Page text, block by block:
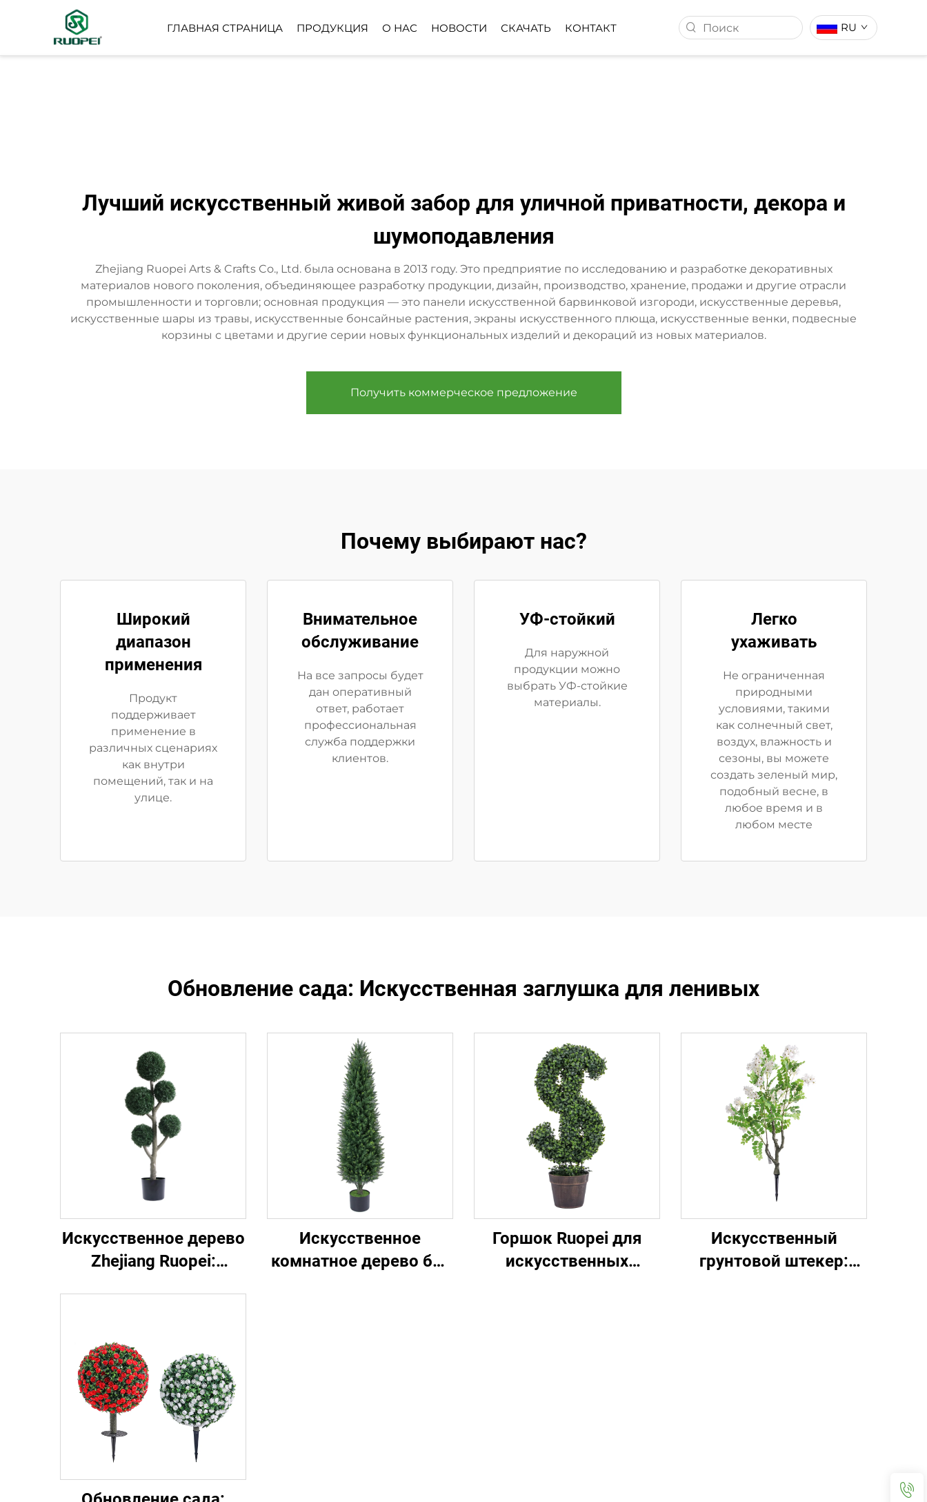
ГЛАВНАЯ СТРАНИЦА ПРОДУКЦИЯ О НАС НОВОСТИ СКАЧАТЬ КОНТАКТ RU
Лучший искусственный живой забор для уличной приватности, декора и
шумоподавления
Zhejiang Ruopei Arts & Crafts Co., Ltd. была основана в 2013 году. Это предприятие по исследованию и разработке декоративных
материалов нового поколения, объединяющее разработку продукции, дизайн, производство, хранение, продажи и другие отрасли
промышленности и торговли; основная продукция — это панели искусственной барвинковой изгороди, искусственные деревья,
искусственные шары из травы, искусственные бонсайные растения, экраны искусственного плюща, искусственные венки, подвесные
корзины с цветами и другие серии новых функциональных изделий и декораций из новых материалов.
Получить коммерческое предложение
Почему выбирают нас?
Широкий
диапазон
применения
Продукт
поддерживает
применение в
различных сценариях
как внутри
помещений, так и на
улице.
Внимательное
обслуживание
На все запросы будет
дан оперативный
ответ, работает
профессиональная
служба поддержки
клиентов.
УФ-стойкий
Для наружной
продукции можно
выбрать УФ-стойкие
материалы.
Легко
ухаживать
Не ограниченная
природными
условиями, такими
как солнечный свет,
воздух, влажность и
сезоны, вы можете
создать зеленый мир,
подобный весне, в
любое время и в
любом месте
Обновление сада: Искусственная заглушка для ленивых
Искусственное дерево
Zhejiang Ruopei:
Искусственное
комнатное дерево без
Горшок Ruopei для
искусственных
Искусственный
грунтовой штекер: